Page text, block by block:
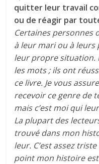
quitter leur travail
ou de réagir par
Certaines personnes
à leur mari ou à
leur propre situation.
les mots ; ils ont
ce livre. Je vous
recevoir ce genre de
mais c’est moi qui
La plupart des
trouvé dans mon
leur. C’est assez
point mon histoire